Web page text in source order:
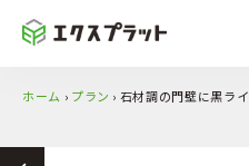
ホーム › プラン › 石材調の門壁に黒ラ